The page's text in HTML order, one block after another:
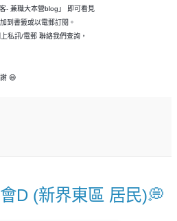
- 兼職大本營blog」 即可看見
到書籤或以電郵訂閱。
訊/電郵 聯絡我們查詢，
😄
D (新界東區 居民)💭